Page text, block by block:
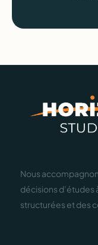
Nous
décisions d’études
structurées et des